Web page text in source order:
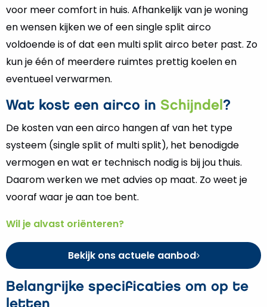
voor meer comfort in huis. Afhankelijk van je woning
en wensen kijken we of een single split airco
voldoende is of dat een multi split airco beter past. Zo
kun je één of meerdere ruimtes prettig koelen en
eventueel verwarmen.
Wat kost een airco in Schijndel ?
De kosten van een airco hangen af van het type
systeem (single split of multi split), het benodigde
vermogen en wat er technisch nodig is bij jou thuis.
Daarom werken we met advies op maat. Zo weet je
vooraf waar je aan toe bent.
Wil je alvast oriënteren?
Bekijk ons actuele aanbod
Belangrijke specificaties om op te
letten